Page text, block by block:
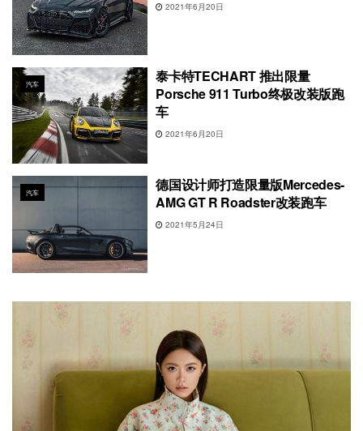
2021年6月20日
汽车
泰卡特TECHART 推出限量
Porsche 911 Turbo终极改装版跑
车
2021年6月20日
汽车
德国设计师打造限量版Mercedes-
AMG GT R Roadster改装跑车
2021年5月24日